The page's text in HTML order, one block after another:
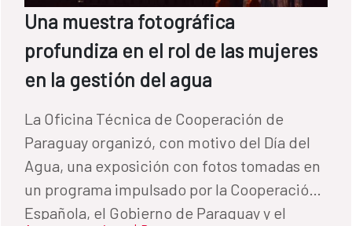
Una muestra fotográfica
profundiza en el rol de las mujeres
en la gestión del agua
La Oficina Técnica de Cooperación de
Paraguay organizó, con motivo del Día del
Agua, una exposición con fotos tomadas en
un programa impulsado por la Cooperación
Española, el Gobierno de Paraguay y el